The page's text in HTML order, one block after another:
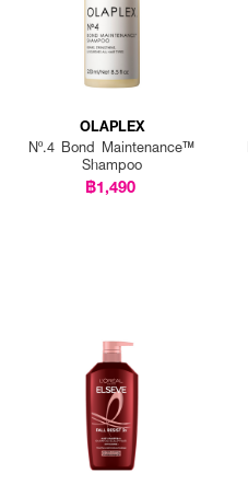
OLAPLEX
Nº.4 Bond Maintenance™
Shampoo
฿1,490